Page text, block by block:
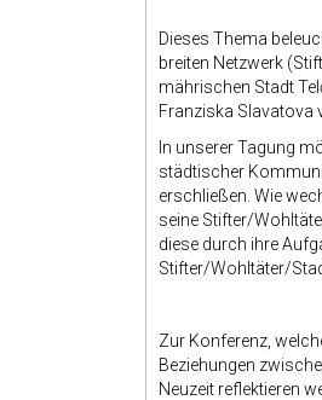
Dieses Thema
breiten Netzwerk
mährischen Stadt
Franziska Slavatova
In unserer Tagung
städtischer
erschließen. Wie
seine Stifter/
diese durch ihre
Stifter/Wohltäter/
Zur Konferenz,
Beziehungen
Neuzeit reflektieren